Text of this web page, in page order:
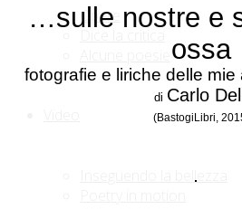
Opere
Inseguendo la bellezza
…sulle nostre e
ossa
fotografie e liriche delle
di Carlo
(BastogiLibri,